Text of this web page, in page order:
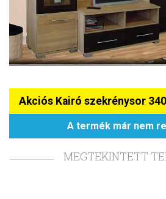
Akciós Kairó szekrénysor
A termék már nem
MEGTEKINTETT